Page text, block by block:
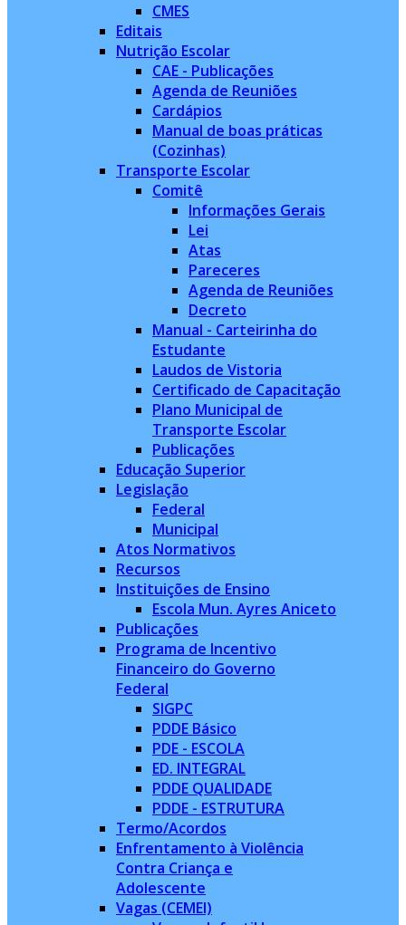
CMES
Editais
Nutrição Escolar
CAE - Publicações
Agenda de Reuniões
Cardápios
Manual de boas práticas
(Cozinhas)
Transporte Escolar
Comitê
Informações Gerais
Lei
Atas
Pareceres
Agenda de Reuniões
Decreto
Manual - Carteirinha do
Estudante
Laudos de Vistoria
Certificado de Capacitação
Plano Municipal de
Transporte Escolar
Publicações
Educação Superior
Legislação
Federal
Municipal
Atos Normativos
Recursos
Instituições de Ensino
Escola Mun. Ayres Aniceto
Publicações
Programa de Incentivo
Financeiro do Governo
Federal
SIGPC
PDDE Básico
PDE - ESCOLA
ED. INTEGRAL
PDDE QUALIDADE
PDDE - ESTRUTURA
Termo/Acordos
Enfrentamento à Violência
Contra Criança e
Adolescente
Vagas (CEMEI)